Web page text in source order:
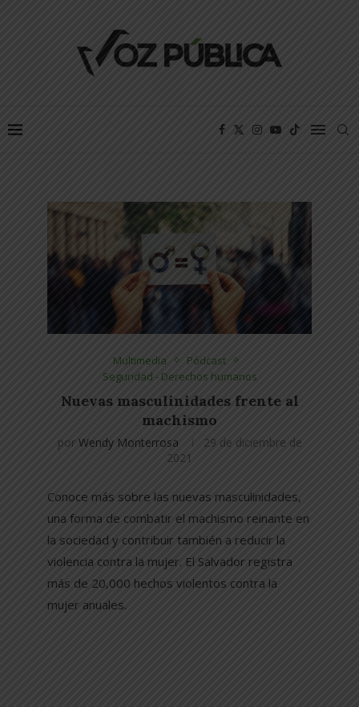
Multimedia
Pódcast
Seguridad - Derechos humanos
Nuevas masculinidades frente al
machismo
por Wendy Monterrosa
29 de diciembre de
2021
Conoce más sobre las nuevas masculinidades,
una forma de combatir el machismo reinante en
la sociedad y contribuir también a reducir la
violencia contra la mujer. El Salvador registra
más de 20,000 hechos violentos contra la
mujer anuales.